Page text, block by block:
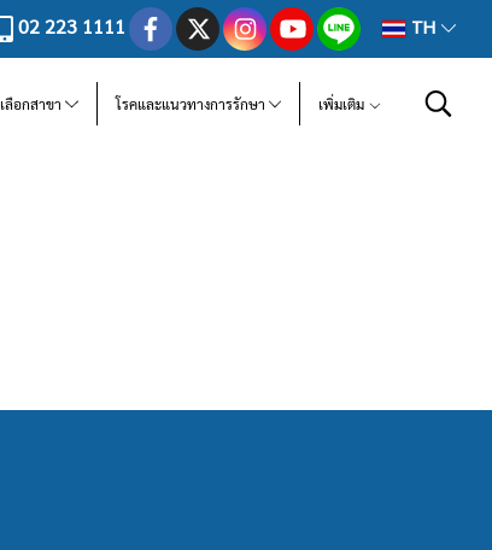
02 223 1111 TH
เลือกสาขา โรคและแนวทางการรักษา เพิ่มเติม